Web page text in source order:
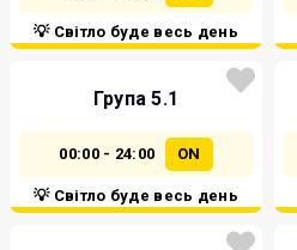
💡 Світло буде весь день
Група 5.1
00:00 - 24:00 ON
💡 Світло буде весь день